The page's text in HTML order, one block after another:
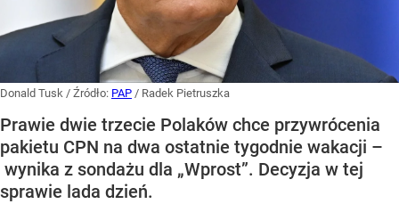
Donald Tusk / Źródło: PAP / Radek Pietruszka
Prawie dwie trzecie Polaków chce przywrócenia
pakietu CPN na dwa ostatnie tygodnie wakacji –
wynika z sondażu dla „Wprost”. Decyzja w tej
sprawie lada dzień.